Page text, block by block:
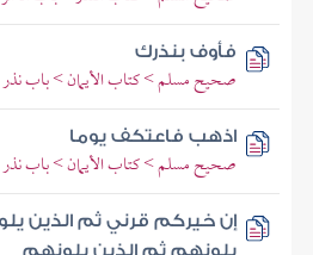
فأوف بنذرك
صحيح مسلم > كتاب الأيمان > باب نذر
اذهب فاعتكف يوما
صحيح مسلم > كتاب الأيمان > باب نذر
إن خيركم قرني ثم الذين
يلونهم ثم الذين يلونهم